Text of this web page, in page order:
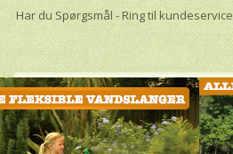
Har du Spørgsmål - Ring til kundeservice